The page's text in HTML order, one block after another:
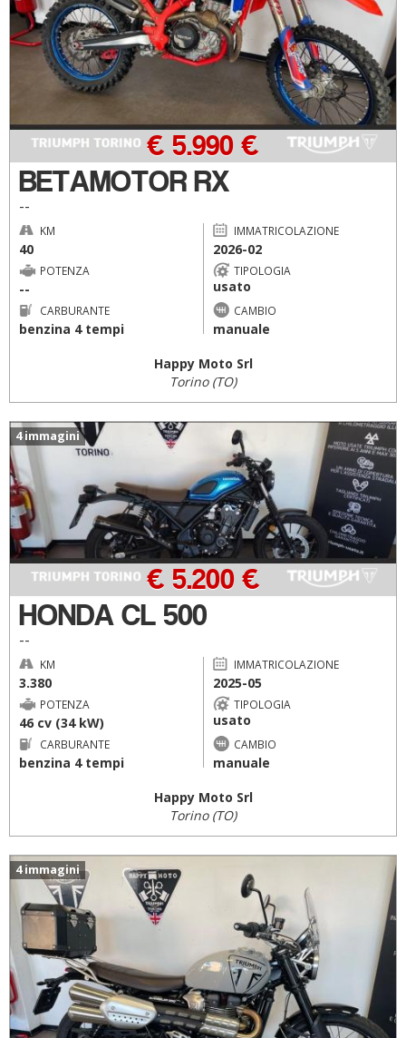
BETAMOTOR RX
--
€ 5.990 €
KM
40
IMMATRICOLAZIONE
2026-02
POTENZA
--
TIPOLOGIA
usato
CARBURANTE
benzina 4 tempi
CAMBIO
manuale
Happy Moto Srl
Torino (TO)
4 immagini
HONDA CL 500
--
€ 5.200 €
KM
3.380
IMMATRICOLAZIONE
2025-05
POTENZA
46 cv (34 kW)
TIPOLOGIA
usato
CARBURANTE
benzina 4 tempi
CAMBIO
manuale
Happy Moto Srl
Torino (TO)
4 immagini